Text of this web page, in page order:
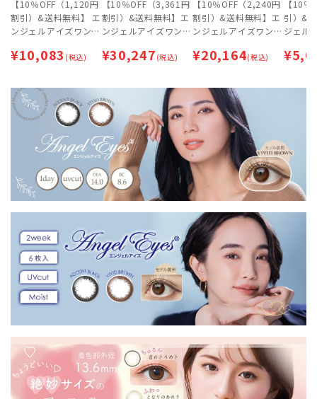
【10％OFF（1,120円
割引）&送料無料】 エ
ンジェルアイズワンデ
4箱セット [約2ヶ月
¥10,083 (税込)
【10％OFF（3,361円
割引）&送料無料】エ
ンジェルアイズワンデ
12箱セット [約6ヶ月
¥30,247 (税込)
【10％OFF（2,240円
割引）&送料無料】エ
ンジェルアイズワンデ
8箱セット [約4ヶ月
¥20,164(税込)
【10
引）&
ジェル
箱セッ
¥